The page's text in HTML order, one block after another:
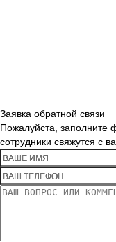
Заявка обратной связи
Пожалуйста,
сотрудники свяжутся с